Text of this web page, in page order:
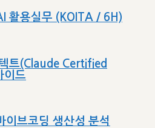
활용실무 (KOITA / 6H)
트(Claude Certified
이드
이브코딩 생산성 분석